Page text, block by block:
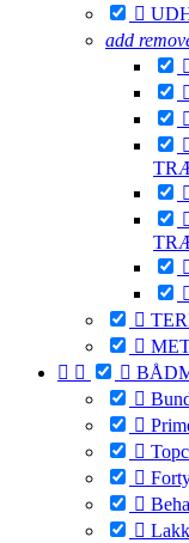

add


  





